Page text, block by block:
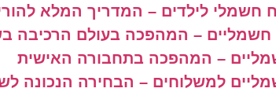
חשמלי לילדים – המדריך המלא
חשמליים – המהפכה בעולם הרכיבה
– המהפכה בתחבורה האישית
למשלוחים – הבחירה הנכונה